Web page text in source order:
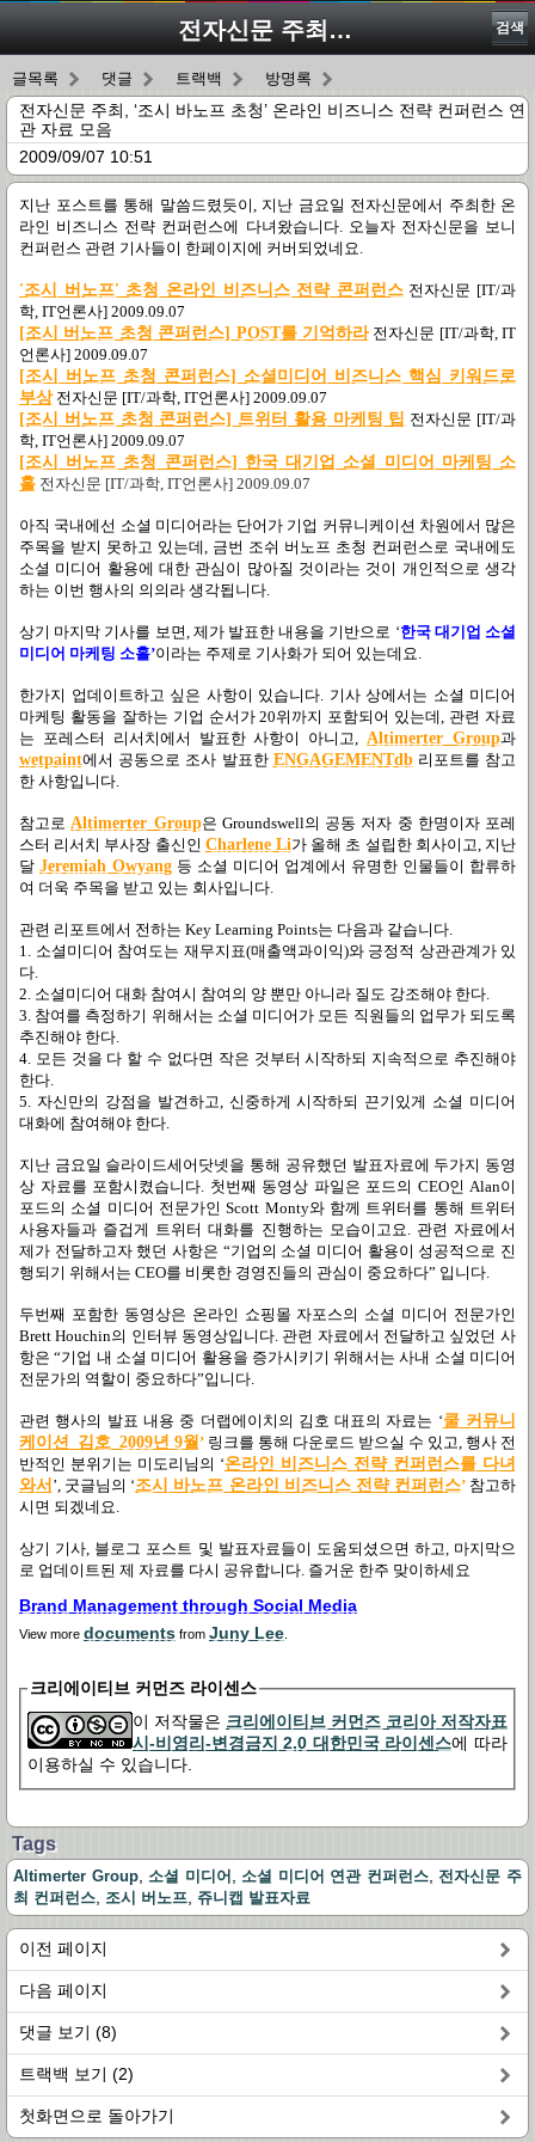
전자신문 주최, ‘조시 바노프 초청’ 온라인 비즈니스 전략 컨퍼런스 연관 자료 모음 검색
글목록 댓글 트랙백 방명록
전자신문 주최, ‘조시 바노프 초청’ 온라인 비즈니스 전략 컨퍼런스 연
관 자료 모음
2009/09/07 10:51
지난 포스트를 통해 말씀드렸듯이, 지난 금요일 전자신문에서 주최한 온
라인 비즈니스 전략 컨퍼런스에 다녀왔습니다. 오늘자 전자신문을 보니
컨퍼런스 관련 기사들이 한페이지에 커버되었네요.
'조시 버노프' 초청 온라인 비즈니스 전략 콘퍼런스 전자신문 [IT/과
학, IT언론사] 2009.09.07
[조시 버노프 초청 콘퍼런스] POST를 기억하라 전자신문 [IT/과학, IT
언론사] 2009.09.07
[조시 버노프 초청 콘퍼런스] 소셜미디어 비즈니스 핵심 키워드로
부상 전자신문 [IT/과학, IT언론사] 2009.09.07
[조시 버노프 초청 콘퍼런스] 트위터 활용 마케팅 팁 전자신문 [IT/과
학, IT언론사] 2009.09.07
[조시 버노프 초청 콘퍼런스] 한국 대기업 소셜 미디어 마케팅 소
홀 전자신문 [IT/과학, IT언론사] 2009.09.07
아직 국내에선 소셜 미디어라는 단어가 기업 커뮤니케이션 차원에서 많은
주목을 받지 못하고 있는데, 금번 조쉬 버노프 초청 컨퍼런스로 국내에도
소셜 미디어 활용에 대한 관심이 많아질 것이라는 것이 개인적으로 생각
하는 이번 행사의 의의라 생각됩니다.
상기 마지막 기사를 보면, 제가 발표한 내용을 기반으로 ‘한국 대기업 소셜
미디어 마케팅 소홀’이라는 주제로 기사화가 되어 있는데요.
한가지 업데이트하고 싶은 사항이 있습니다. 기사 상에서는 소셜 미디어
마케팅 활동을 잘하는 기업 순서가20위까지 포함되어 있는데, 관련 자료
는 포레스터 리서치에서 발표한 사항이 아니고, Altimerter Group과
wetpaint에서 공동으로 조사 발표한 ENGAGEMENTdb 리포트를 참고
한 사항입니다.
참고로 Altimerter Group은 Groundswell의 공동 저자 중 한명이자 포레
스터 리서치 부사장 출신인 Charlene Li가 올해 초 설립한 회사이고, 지난
달 Jeremiah Owyang 등 소셜 미디어 업계에서 유명한 인물들이 합류하
여 더욱 주목을 받고 있는 회사입니다.
관련 리포트에서 전하는 Key Learning Points는 다음과 같습니다.
1. 소셜미디어 참여도는 재무지표(매출액과이익)와 긍정적 상관관계가 있
다.
2. 소셜미디어 대화 참여시 참여의 양 뿐만 아니라 질도 강조해야 한다.
3. 참여를 측정하기 위해서는 소셜 미디어가 모든 직원들의 업무가 되도록
추진해야 한다.
4. 모든 것을 다 할 수 없다면 작은 것부터 시작하되 지속적으로 추진해야
한다.
5. 자신만의 강점을 발견하고, 신중하게 시작하되 끈기있게 소셜 미디어
대화에 참여해야 한다.
지난 금요일 슬라이드세어닷넷을 통해 공유했던 발표자료에 두가지 동영
상 자료를 포함시켰습니다. 첫번째 동영상 파일은 포드의 CEO인 Alan이
포드의 소셜 미디어 전문가인 Scott Monty와 함께 트위터를 통해 트위터
사용자들과 즐겁게 트위터 대화를 진행하는 모습이고요. 관련 자료에서
제가 전달하고자 했던 사항은 “기업의 소셜 미디어 활용이 성공적으로 진
행되기 위해서는 CEO를 비롯한 경영진들의 관심이 중요하다” 입니다.
두번째 포함한 동영상은 온라인 쇼핑몰 자포스의 소셜 미디어 전문가인
Brett Houchin의 인터뷰 동영상입니다. 관련 자료에서 전달하고 싶었던 사
항은“기업 내 소셜 미디어 활용을 증가시키기 위해서는 사내 소셜 미디어
전문가의 역할이 중요하다”입니다.
관련 행사의 발표 내용 중 더랩에이치의 김호 대표의 자료는 ‘쿨 커 뮤니
케 이 션_ 김 호_2009년 9월’ 링크를 통해 다운로드 받으실 수 있고, 행사 전
반적인 분위기는 미도리님의 ‘온라인 비 즈니스 전략 컨퍼 런스를 다녀
와서 ’, 굿글님의 ‘조시 바노프 온라인 비 즈니스 전략 컨퍼 런스’ 참고하
시면 되겠네요.
상기 기사, 블로그 포스트 및 발표자료들이 도움되셨으면 하고, 마지막으
로 업데이트된 제 자료를 다시 공유합니다. 즐거운 한주 맞이하세요
Brand Management through Social Media
View more documents from Juny Lee
크리에이티브 커먼즈 라이센스
이 저작물은 크리에이티브 커먼즈 코리아 저작자표
시-비영리-변경금지 2.0 대한민국 라이센스에 따라
이용하실 수 있습니다.
Tags
Altimerter Group, 소셜 미디어 소셜 미디어 연관 컨퍼런스, 전자신문 주
최 컨퍼런스 조시 버노프 쥬니캡 발표자료
이전 페이지
다음 페이지
댓글 보기 (8)
트랙백 보기 (2)
첫화면으로 돌아가기